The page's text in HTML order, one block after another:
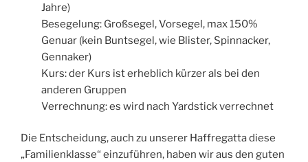
Jahre)
Besegelung: Großsegel, Vorsegel, max 150%
Genuar (kein Buntsegel, wie Blister, Spinnacker,
Gennaker)
Kurs: der Kurs ist erheblich kürzer als bei den
anderen Gruppen
Verrechnung: es wird nach Yardstick verrechnet
Die Entscheidung, auch zu unserer Haffregatta diese
„Familienklasse“ einzuführen, haben wir aus den guten